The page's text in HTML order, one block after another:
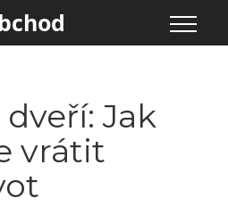
Jak
vrátit